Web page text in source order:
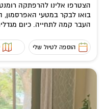
הצטרפו אלינו להרפתקה
בואו לבקר במטעי האפרסמון,
העבר קמה לתחייה. כיום
הוספה לטיול שלי